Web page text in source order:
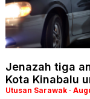
Jenazah tiga
Kota Kinabalu
Utusan Sarawak